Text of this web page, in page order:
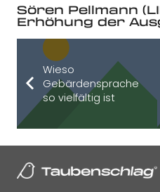
Sören Pellmann
Erhöhung der
Wieso
Gebärdensprache
so vielfältig ist